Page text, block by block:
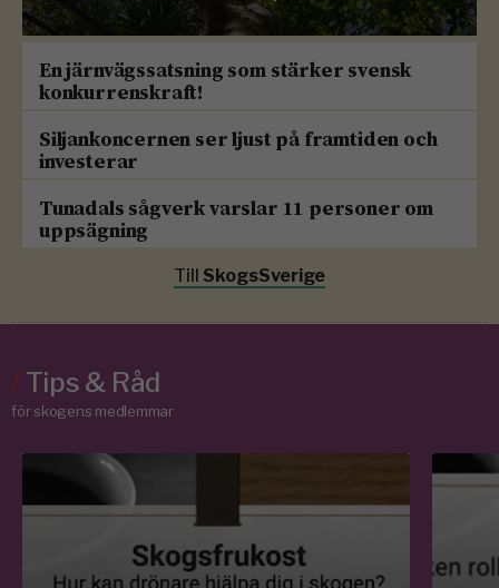
En järnvägssatsning som stärker svensk
konkurrenskraft!
Siljankoncernen ser ljust på framtiden och
investerar
Tunadals sågverk varslar 11 personer om
uppsägning
Till SkogsSverige
/Tips & Råd
för skogens medlemmar